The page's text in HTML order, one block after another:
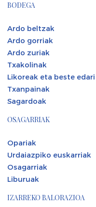
BODEGA
Ardo beltzak
Ardo gorriak
Ardo zuriak
Txakolinak
Likoreak eta beste
Txanpainak
Sagardoak
OSAGARRIAK
Opariak
Urdaiazpiko euskarriak
Osagarriak
Liburuak
IZARREKO BALORAZIOA